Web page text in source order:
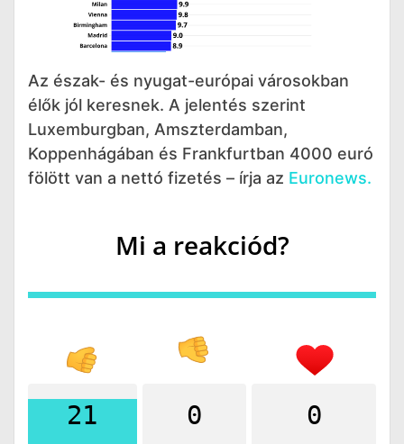
Az észak- és nyugat-európai városokban
élők jól keresnek. A jelentés szerint
Luxemburgban, Amszterdamban,
Koppenhágában és Frankfurtban 4000 euró
fölött van a nettó fizetés – írja az Euronews.
Mi a reakciód?
21 0 0